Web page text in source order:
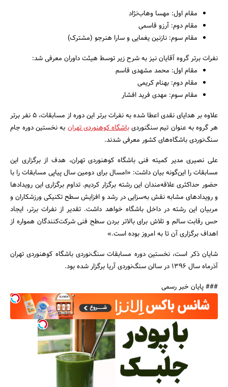
مقام اول: مهسا وهاب‌نژاد
مقام دوم:‌ آرزو قاسمی
مقام سوم: نازنین یغمایی و سارا هنرجو (مشترک)
نفرات برتر گروه آقایان نیز به شرح زیر توسط هیئت داوران معرفی شد:
مقام اول: محمد مشهدی قاسم
مقام دوم:‌ بهنام کریمی
مقام سوم: مهدی فرید افشار
علاوه بر هدایای نقدی اعطا شده به نفرات برتر این دوره از مسابقات، ۵ نفر برتر
هر گروه به عنوان تیم سنگنوردیباشگاه کوهنوردی تهرانبه نخستین دوره جام
سنگ‌نوردی باشگاه‌های کشور معرفی شدند.
علی نصیری مدیر کمیته فنی باشگاه کوهنوردی تهران، هدف از برگزاری این
مسابقات را این‌گونه بیان داشت: «امسال برای دومین سال پیاپی مسابقات را با
حضور حداکثری علاقه‌مندان این رشته برگزار کردیم. تداوم برگزاری این رویدادها
و رویدادهای مشابه نقش به‌سزایی در رشد و افزایش سطح تکنیکی ورزشکاران و
مربیان این رشته در داخل باشگاه خواهد داشت. تقدیر از نفرات برتر، ایجاد
حس رقابت سالم و تلاش برای بالاتر بردن سطح فنی شرکت‌کنندگان همواره از
اهداف برگزاری آن تا به امروز بوده است.»
شایان ذکر است، نخستین دوره مسابقات سنگ‌نوردی باشگاه کوهنوردی تهران
آذرماه سال ۱۳۹۶ در سالن سنگ‌نوردی آریا برگزار شده بود.
### پایان خبر رسمی